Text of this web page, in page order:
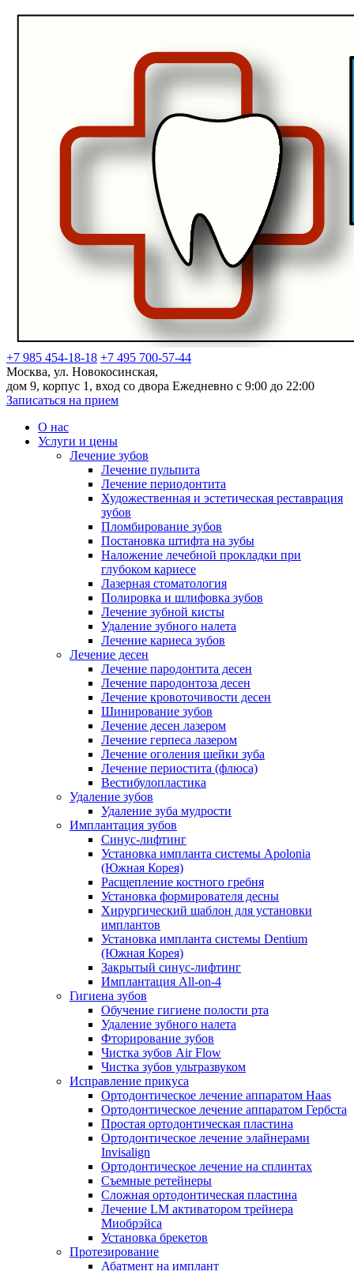
+7 985 454-18-18 +7 495 700-57-44
Москва, ул. Новокосинская,
дом 9, корпус 1, вход со двора Ежедневно с 9:00 до 22:00
Записаться на прием
О нас
Услуги и цены
Лечение зубов
Лечение пульпита
Лечение периодонтита
Художественная и эстетическая реставрация
зубов
Пломбирование зубов
Постановка штифта на зубы
Наложение лечебной прокладки при
глубоком кариесе
Лазерная стоматология
Полировка и шлифовка зубов
Лечение зубной кисты
Удаление зубного налета
Лечение кариеса зубов
Лечение десен
Лечение пародонтита десен
Лечение пародонтоза десен
Лечение кровоточивости десен
Шинирование зубов
Лечение десен лазером
Лечение герпеса лазером
Лечение оголения шейки зуба
Лечение периостита (флюса)
Вестибулопластика
Удаление зубов
Удаление зуба мудрости
Имплантация зубов
Синус-лифтинг
Установка импланта системы Apolonia
(Южная Корея)
Расщепление костного гребня
Установка формирователя десны
Хирургический шаблон для установки
имплантов
Установка импланта системы Dentium
(Южная Корея)
Закрытый синус-лифтинг
Имплантация All-on-4
Гигиена зубов
Обучение гигиене полости рта
Удаление зубного налета
Фторирование зубов
Чистка зубов Air Flow
Чистка зубов ультразвуком
Исправление прикуса
Ортодонтическое лечение аппаратом Haas
Ортодонтическое лечение аппаратом Гербста
Простая ортодонтическая пластина
Ортодонтическое лечение элайнерами
Invisalign
Ортодонтическое лечение на сплинтах
Съемные ретейнеры
Сложная ортодонтическая пластина
Лечение LM активатором трейнера
Миобрэйса
Установка брекетов
Протезирование
Абатмент на имплант